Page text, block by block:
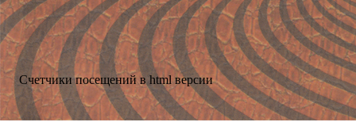
Счетчики посещений в html версии